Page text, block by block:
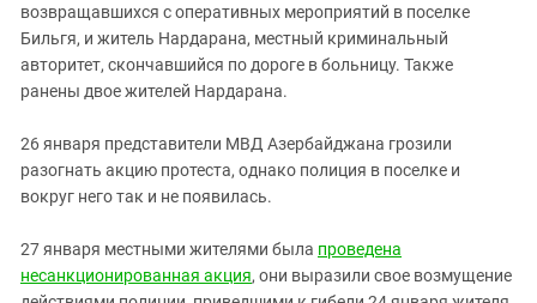
возвращавшихся с оперативных мероприятий в поселке
Бильгя, и житель Нардарана, местный криминальный
авторитет, скончавшийся по дороге в больницу. Также
ранены двое жителей Нардарана.
26 января представители МВД Азербайджана грозили
разогнать акцию протеста, однако полиция в поселке и
вокруг него так и не появилась.
27 января местными жителями была проведена
несанкционированная акция, они выразили свое возмущение